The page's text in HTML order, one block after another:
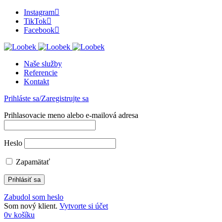
Instagram
TikTok
Facebook
Naše služby
Referencie
Kontakt
Prihláste sa/Zaregistrujte sa
Prihlasovacie meno alebo e-mailová adresa
Heslo
Zapamätať
Zabudol som heslo
Som nový klient. Vytvorte si účet
0v košíku